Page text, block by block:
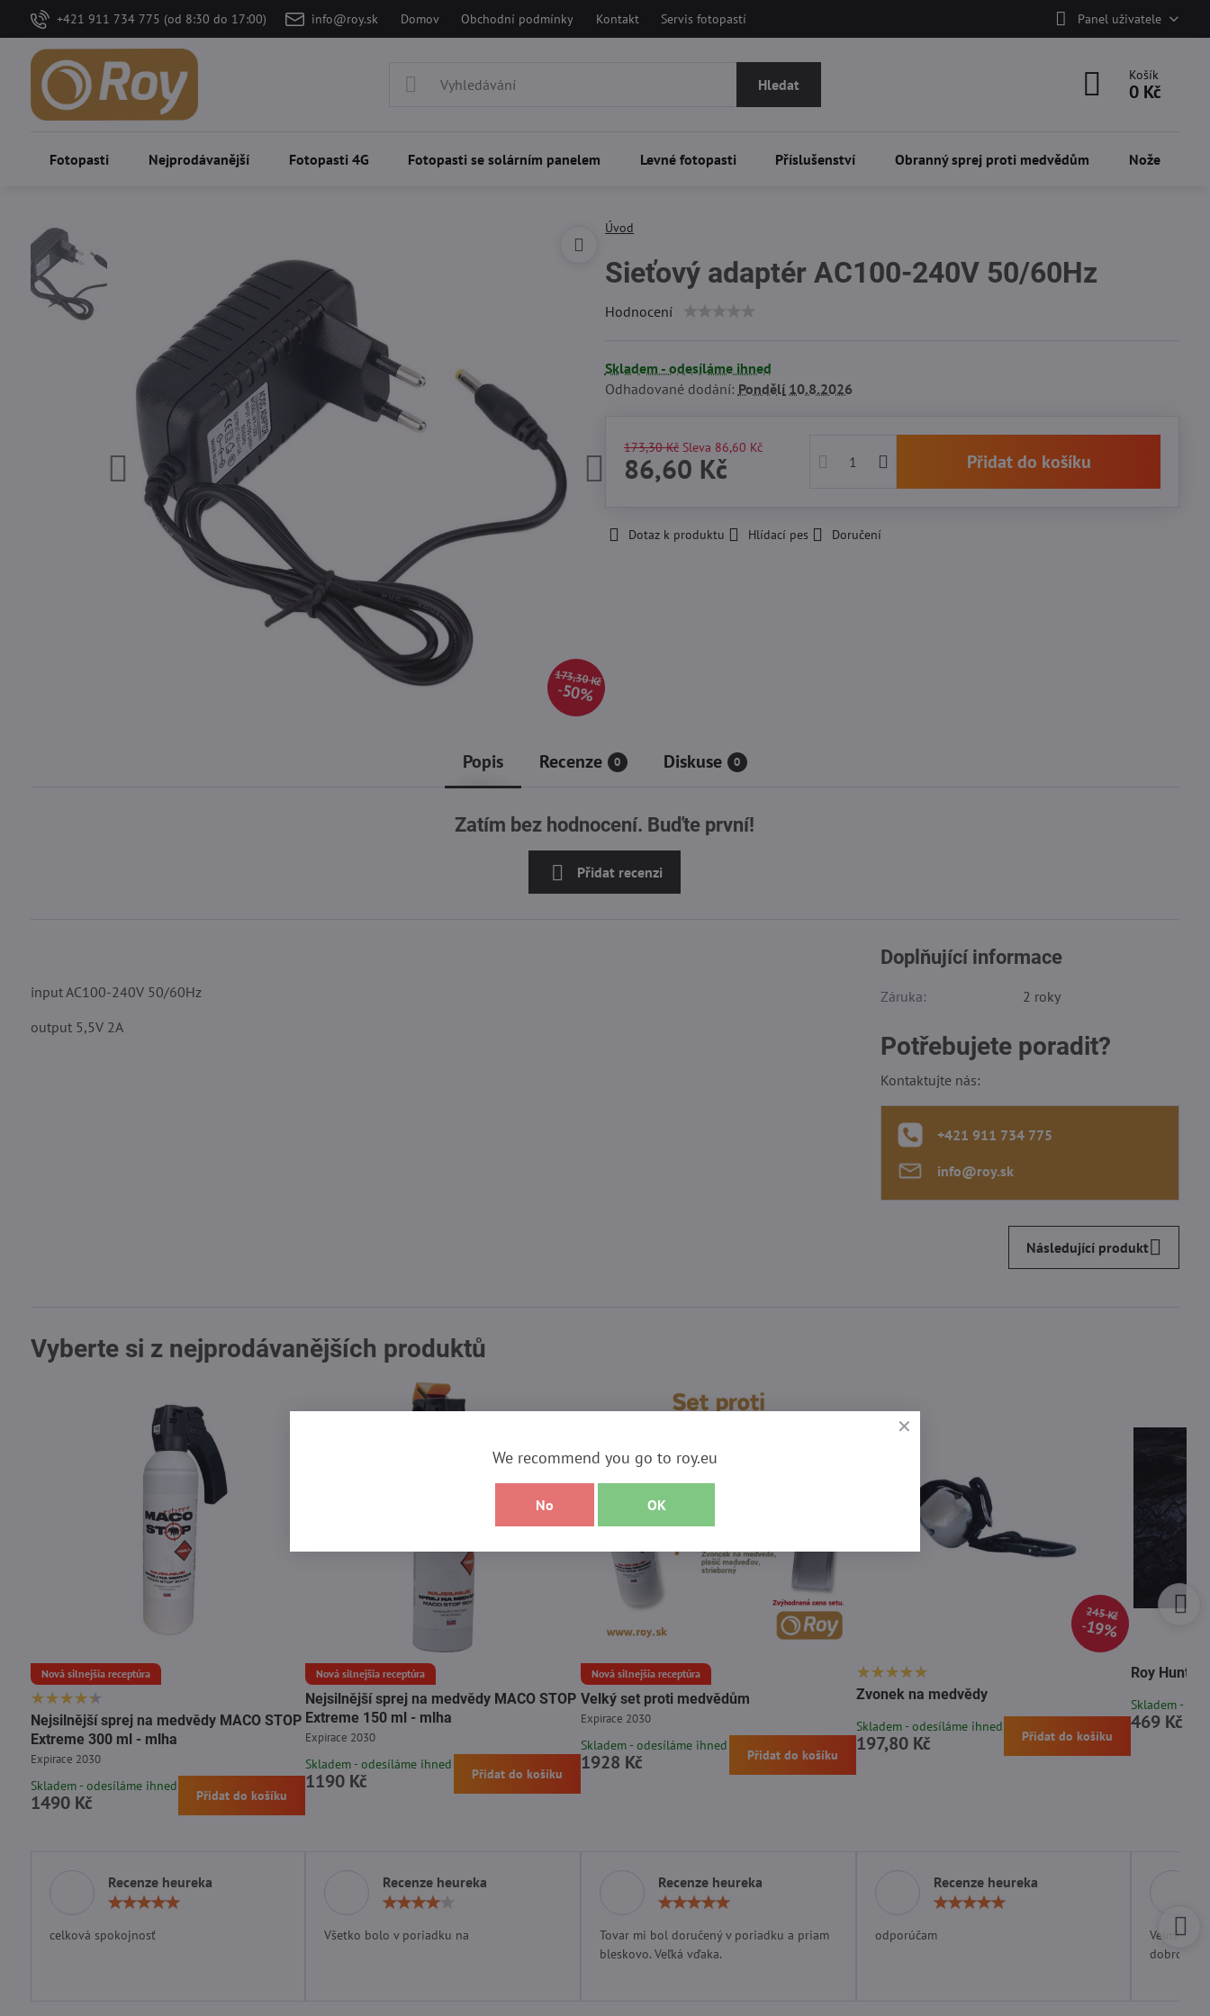
+421 911 734 775 (od 8:30 do 17:00) info@roy.sk Domov Obchodní podmínky Kontakt Servis fotopastí Panel uživatele
Hledat
Košík
0 Kč
Fotopasti Nejprodávanější Fotopasti 4G Fotopasti se solárním panelem Levné fotopasti Příslušenství Obranný sprej proti medvědům Nože
173,30 Kč
50%
Úvod
Sieťový adaptér AC100-240V 50/60Hz
Hodnocení
Skladem - odesíláme ihned
Odhadované dodání: Pondělí10.8.2026
173,30 Kč Sleva 86,60 Kč
86,60 Kč Přidat do košíku
Dotaz k produktu Hlídací pes Doručení
Popis Recenze 0 Diskuse 0
Zatím bez hodnocení. Buďte první!
Přidat recenzi
input AC100-240V 50/60Hz
output 5,5V 2A
Doplňující informace
Záruka: 2 roky
Potřebujete poradit?
Kontaktujte nás:
+421 911 734 775
info​@roy​.sk
Následující produkt
Vyberte si z nejprodávanějších produktů
Nová silnejšia receptúra
Nejsilnější sprej na medvědy MACO STOP
Extreme 300 ml - mlha
Expirace 2030
Skladem - odesíláme ihned
1490 Kč Přidat do košíku
Nová silnejšia receptúra
Nejsilnější sprej na medvědy MACO STOP
Extreme 150 ml - mlha
Expirace 2030
Skladem - odesíláme ihned
1190 Kč Přidat do košíku
Nová silnejšia receptúra
Velký set proti medvědům
Expirace 2030
Skladem - odesíláme ihned
1928 Kč Přidat do košíku
245 Kč
19%
Zvonek na medvědy
Skladem - odesíláme ihned
197,80 Kč Přidat do košíku
Roy Hunter
Skladem -
469 Kč
Recenze heureka
celková spokojnosť
Recenze heureka
Všetko bolo v poriadku na
Recenze heureka
/
5
Tovar mi bol doručený v poriadku a priam
bleskovo. Veľká vďaka.
Recenze heureka
odporúčam
Velmi
dobrom
We recommend you go to roy.eu
No OK